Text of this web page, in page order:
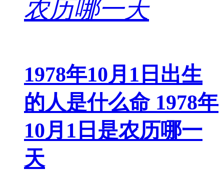
1978年10月1日出生
的人是什么命 1978年
10月1日是农历哪一
天